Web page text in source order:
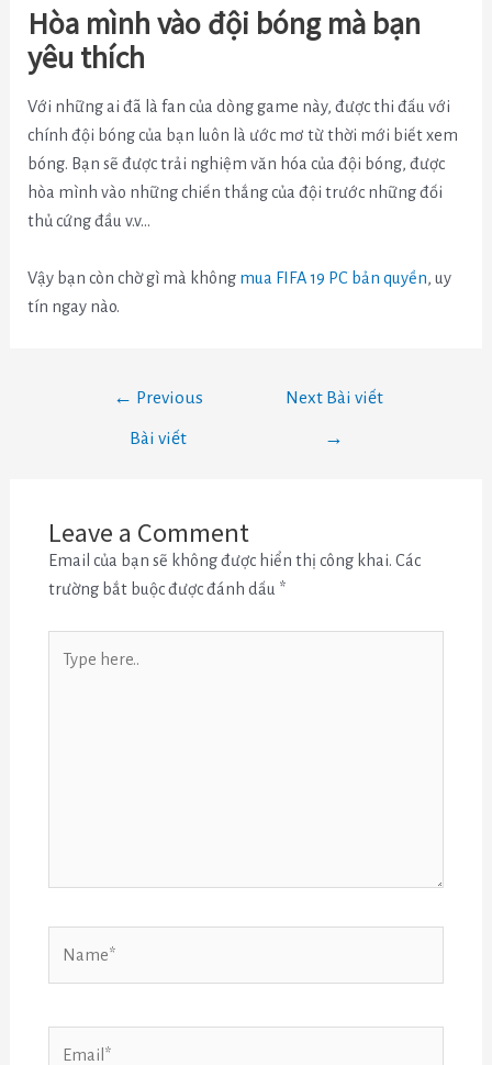
Hòa mình vào đội bóng mà bạn
yêu thích
Với những ai đã là fan của dòng game này, được thi đấu với
chính đội bóng của bạn luôn là ước mơ từ thời mới biết xem
bóng. Bạn sẽ được trải nghiệm văn hóa của đội bóng, được
hòa mình vào những chiến thắng của đội trước những đối
thủ cứng đầu v.v…
Vậy bạn còn chờ gì mà không mua FIFA 19 PC bản quyền, uy
tín ngay nào.
← Previous
Bài viết
Next Bài viết
→
Leave a Comment
Email của bạn sẽ không được hiển thị công khai. Các
trường bắt buộc được đánh dấu *
here..